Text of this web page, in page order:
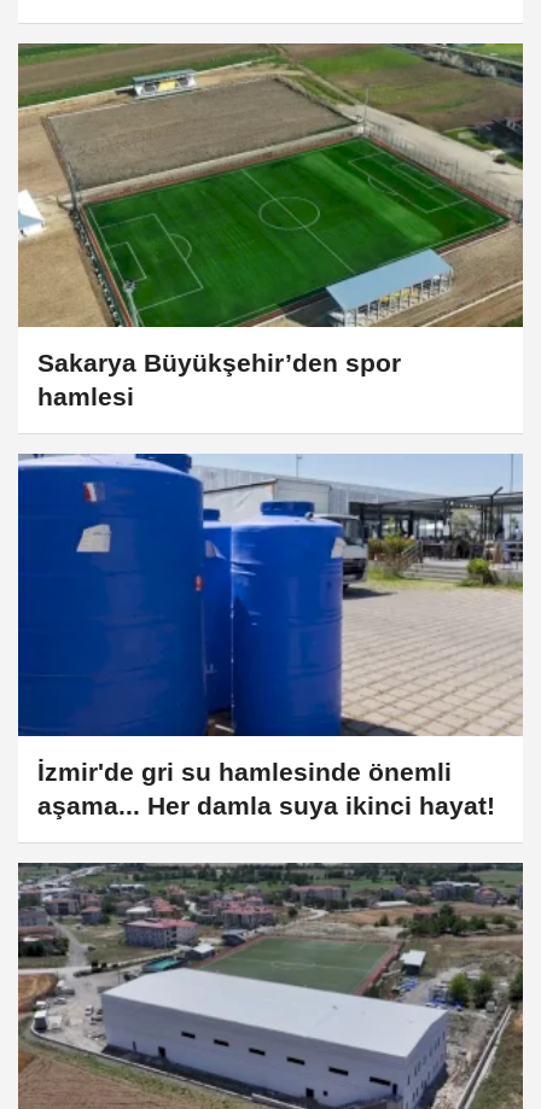
Sakarya Büyükşehir’den spor
hamlesi
İzmir'de gri su hamlesinde önemli
aşama... Her damla suya ikinci hayat!